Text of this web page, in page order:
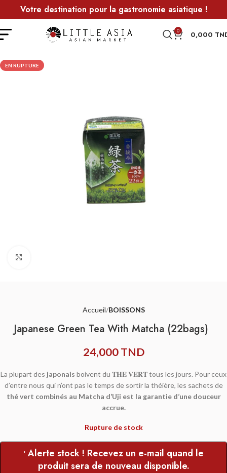
Votre destination pour la gastronomie asiatique !
0 0,000
EN RUPTURE
Accueil BOISSONS
Japanese Green Tea With Matcha (22bags)
24,000TND
La plupart des japonais boivent du 𝐓𝐇𝐄 𝐕𝐄𝐑𝐓 tous les jours. Pour ceux
d’entre nous qui n’ont pas le temps de sortir la théière, les sachets de
thé vert combinés au Matcha d’Uji est la garantie d’une douceur
accrue.
Rupture de stock
• Alerte stock ! Recevez un e-mail quand le
produit sera de nouveau disponible.